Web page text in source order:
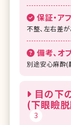
保証・ア
不整、左右差
備考、オ
別途安心麻酔(
目の下
(下眼瞼脱
3